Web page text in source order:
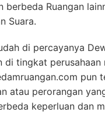
berbeda Ruangan
Suara.
di percayanya
di tingkat
pun
atau perorangan
keperluan dan